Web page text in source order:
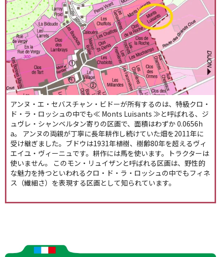
アンヌ・エ・セバスチャン・ビドーが所有するのは、特級クロ・
ド・ラ・ロッシュの中でも≪ Monts Luisants ≫と呼ばれる、ジ
ュヴレ・シャンベルタン寄りの区画で、面積はわずか 0.0656h
a。 アンヌの両親が丁寧に長年耕作し続けていた畑を2011年に
受け継ぎました。ブドウは1931年植樹、樹齢80年を超えるヴィ
エイユ・ヴィーニュです。耕作には馬を使います。トラクターは
使いません。 このモン・リュイザンと呼ばれる区画は、野性的
な魅力を持つといわれるクロ・ド・ラ・ロッシュの中でもフィネ
ス（繊細さ）を表現する区画として知られています。